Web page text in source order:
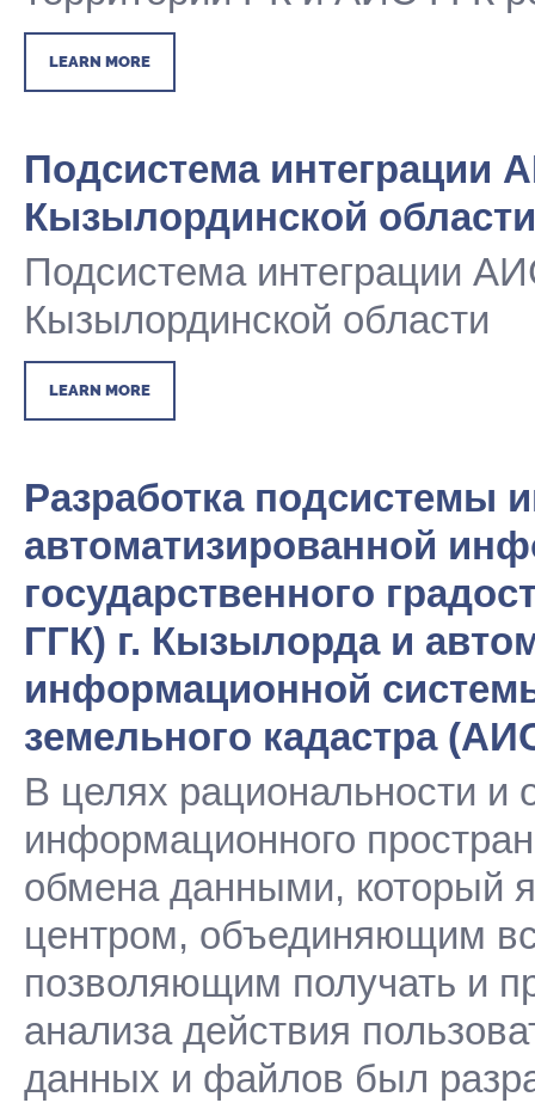
LEARN MORE
Подсистема
Кызылординской области
Подсистема интеграции
Кызылординской области
LEARN MORE
Разработка подсистемы
автоматизированной
государственного
ГГК) г. Кызылорда и
информационной
земельного кадастра
В целях рациональности и
информационного
обмена данными, который
центром, объединяющим
позволяющим получать и
анализа действия
данных и файлов был